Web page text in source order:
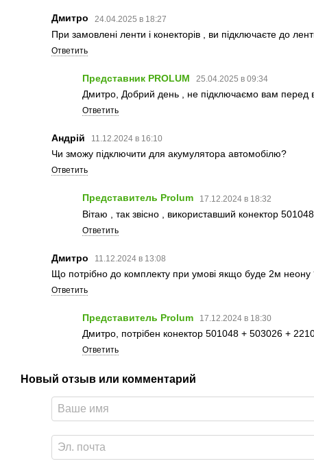
Дмитро 24.04.2025 в 18:27
При замовлені ленти і конекторів , ви підключаєте до
Ответить
Представник PROLUM 25.04.2025 в 09:34
Дмитро, Добрий день , не підключаємо вам перед
Ответить
Андрій 11.12.2024 в 16:10
Чи зможу підключити для акумулятора автомобілю?
Ответить
Представитель Prolum 17.12.2024 в 18:32
Вітаю , так звісно , використавший конектор
Ответить
Дмитро 11.12.2024 в 13:08
Що потрібно до комплекту при умові якщо буде 2м неону
Ответить
Представитель Prolum 17.12.2024 в 18:30
Дмитро, потрібен конектор 501048 + 503026 +
Ответить
Новый отзыв или комментарий